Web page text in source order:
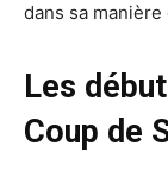
dans sa manière
Les
Coup de